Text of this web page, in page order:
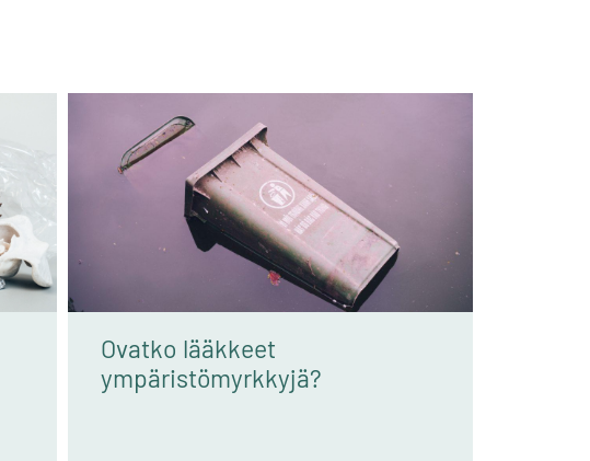
Ovatko lääkkeet
ympäristömyrkkyjä?